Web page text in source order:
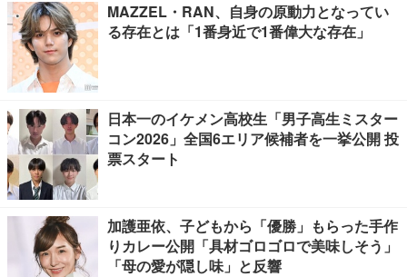
MAZZEL・RAN、自身の原動力となってい
る存在とは「1番身近で1番偉大な存在」
日本一のイケメン高校生「男子高生ミスター
コン2026」全国6エリア候補者を一挙公開 投
票スタート
加護亜依、子どもから「優勝」もらった手作
りカレー公開「具材ゴロゴロで美味しそう」
「母の愛が隠し味」と反響